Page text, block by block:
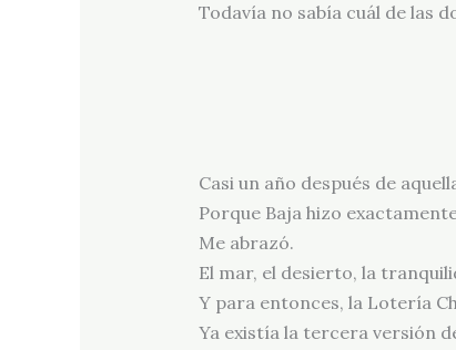
Todavía no sabía cuál de las
Casi un año después de
Porque Baja hizo
Me abrazó.
El mar, el desierto, la
Y para entonces, la Lotería
Ya existía la tercera versión